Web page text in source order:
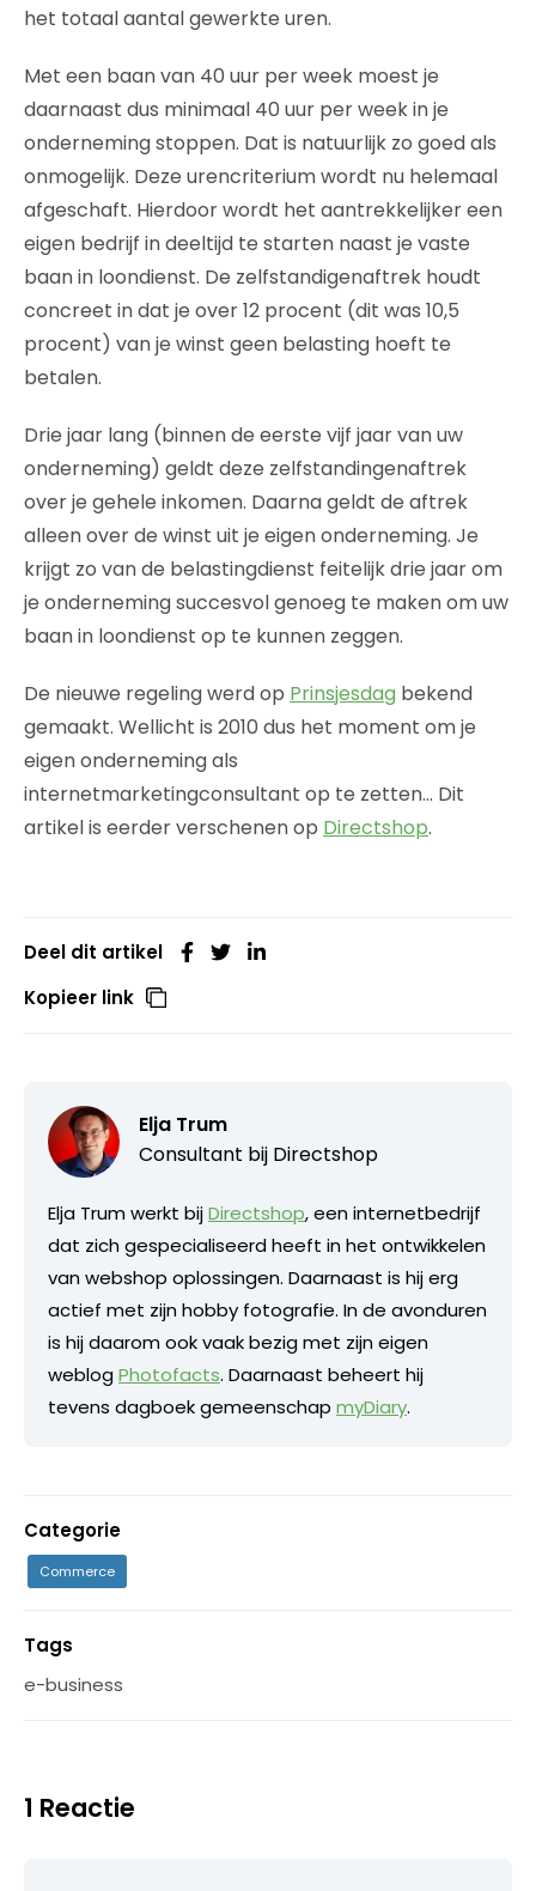
het totaal aantal gewerkte uren.
Met een baan van 40 uur per week moest je
daarnaast dus minimaal 40 uur per week in je
onderneming stoppen. Dat is natuurlijk zo goed als
onmogelijk. Deze urencriterium wordt nu helemaal
afgeschaft. Hierdoor wordt het aantrekkelijker een
eigen bedrijf in deeltijd te starten naast je vaste
baan in loondienst. De zelfstandigenaftrek houdt
concreet in dat je over 12 procent (dit was 10,5
procent) van je winst geen belasting hoeft te
betalen.
Drie jaar lang (binnen de eerste vijf jaar van uw
onderneming) geldt deze zelfstandingenaftrek
over je gehele inkomen. Daarna geldt de aftrek
alleen over de winst uit je eigen onderneming. Je
krijgt zo van de belastingdienst feitelijk drie jaar om
je onderneming succesvol genoeg te maken om uw
baan in loondienst op te kunnen zeggen.
De nieuwe regeling werd op Prinsjesdag bekend
gemaakt. Wellicht is 2010 dus het moment om je
eigen onderneming als
internetmarketingconsultant op te zetten… Dit
artikel is eerder verschenen op Directshop.
Deel dit artikel
Kopieer link
Elja Trum
Consultant bij Directshop
Elja Trum werkt bijDirectshop, een internetbedrijf
dat zich gespecialiseerd heeft in het ontwikkelen
van webshop oplossingen. Daarnaast is hij erg
actief met zijn hobby fotografie. In de avonduren
is hij daarom ook vaak bezig met zijn eigen
weblogPhotofacts. Daarnaast beheert hij
tevens dagboek gemeenschap myDiary.
Categorie
Commerce
Tags
e-business
1 Reactie